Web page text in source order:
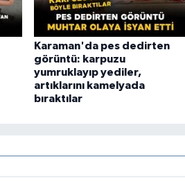
Karaman'da pes dedirten
görüntü: karpuzu
yumruklayıp yediler,
artıklarını kamelyada
bıraktılar